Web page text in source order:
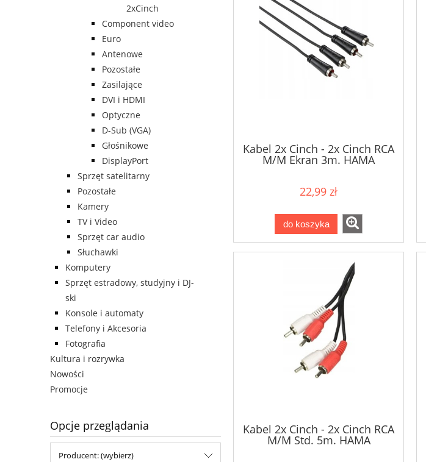
2xCinch
Component video
Euro
Antenowe
Pozostałe
Zasilające
DVI i HDMI
Optyczne
D-Sub (VGA)
Głośnikowe
DisplayPort
Sprzęt satelitarny
Pozostałe
Kamery
TV i Video
Sprzęt car audio
Słuchawki
Komputery
Sprzęt estradowy, studyjny i DJ-
ski
Konsole i automaty
Telefony i Akcesoria
Fotografia
Kultura i rozrywka
Nowości
Promocje
Opcje przeglądania
Producent: (wybierz)
Kabel 2x Cinch - 2x Cinch RCA
M/M Ekran 3m. HAMA
22,99 zł
do koszyka
Kabel 2x Cinch - 2x Cinch RCA
M/M Std. 5m. HAMA